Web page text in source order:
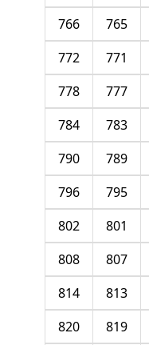
765
766
771
772
777
778
783
784
789
790
795
796
801
802
807
808
813
814
819
820